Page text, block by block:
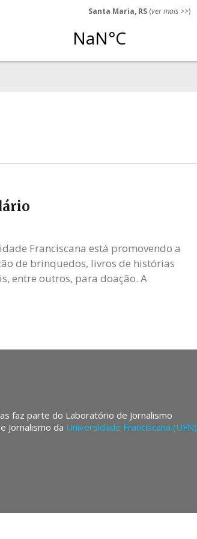
Santa Maria, RS (ver mais >>)
Franciscana está promovendo a
de brinquedos, livros de histórias
entre outros, para doação. A
faz parte do Laboratório de Jornalismo
Jornalismo da Universidade Franciscana (UFN)